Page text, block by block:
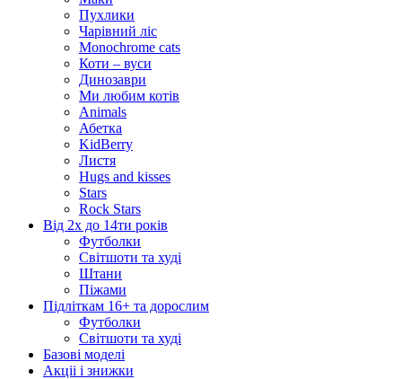
Пухлики
Чарівний ліс
Monochrome cats
Коти – вуси
Динозаври
Ми любим котів
Animals
Абетка
KidBerry
Листя
Hugs and kisses
Stars
Rock Stars
Від 2х до 14ти років
Футболки
Світшоти та худі
Штани
Піжами
Підліткам 16+ та дорослим
Футболки
Світшоти та худі
Базові моделі
Акціі і знижки